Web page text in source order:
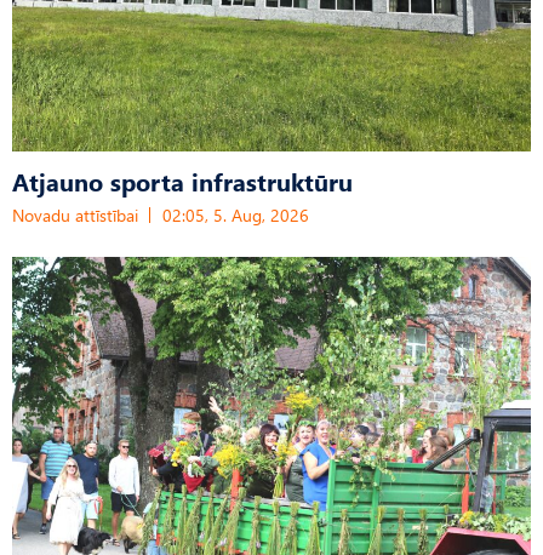
Atjauno sporta infrastruktūru
Novadu attīstībai 02:05, 5. Aug, 2026